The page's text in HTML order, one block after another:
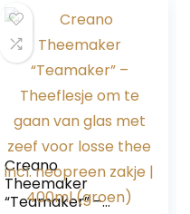
Creano
Theemaker
“Teamaker” –